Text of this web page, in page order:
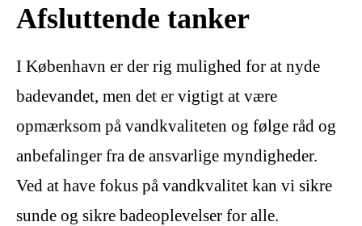
Afsluttende tanker
I København er der rig mulighed for at nyde
badevandet, men det er vigtigt at være
opmærksom på vandkvaliteten og følge råd og
anbefalinger fra de ansvarlige myndigheder.
Ved at have fokus på vandkvalitet kan vi sikre
sunde og sikre badeoplevelser for alle.